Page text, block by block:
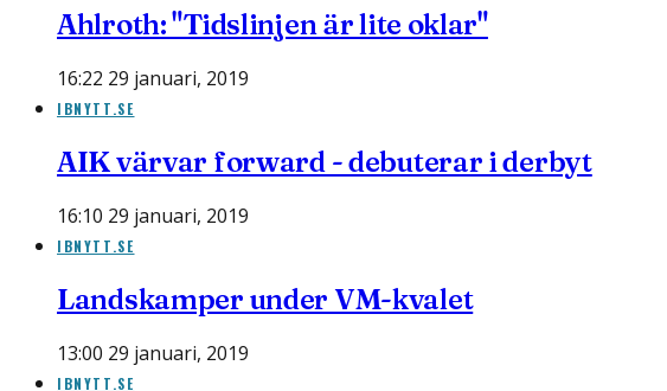
Ahlroth: "Tidslinjen är lite oklar"
16:22 29 januari, 2019
IBNYTT.SE
AIK värvar forward - debuterar i derbyt
16:10 29 januari, 2019
IBNYTT.SE
Landskamper under VM-kvalet
13:00 29 januari, 2019
IBNYTT.SE